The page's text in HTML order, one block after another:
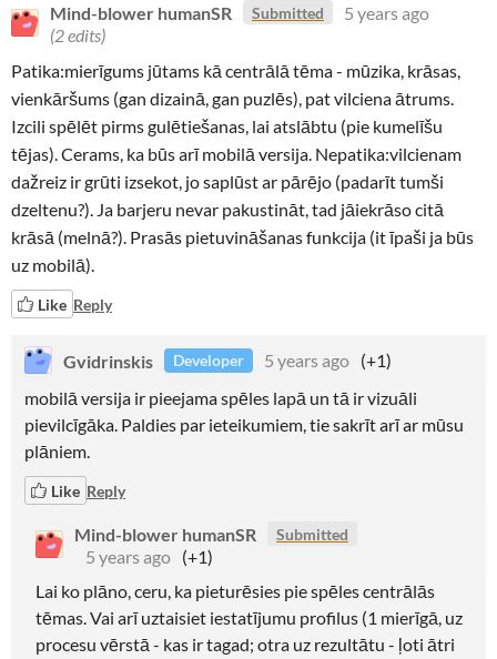
Mind-blower humanSR Submitted
5 years ago
(2 edits)
Patika:mierīgums jūtams kā centrālā tēma - mūzika, krāsas,
vienkāršums (gan dizainā, gan puzlēs), pat vilciena ātrums.
Izcili spēlēt pirms gulētiešanas, lai atslābtu (pie kumelīšu
tējas). Cerams, ka būs arī mobilā versija. Nepatika:vilcienam
dažreiz ir grūti izsekot, jo saplūst ar pārējo (padarīt tumši
dzeltenu?). Ja barjeru nevar pakustināt, tad jāiekrāso citā
krāsā (melnā?). Prasās pietuvināšanas funkcija (it īpaši ja būs
uz mobilā).
Like Reply
Gvidrinskis Developer 5 years ago (+1)
mobilā versija ir pieejama spēles lapā un tā ir vizuāli
pievilcīgāka. Paldies par ieteikumiem, tie sakrīt arī ar mūsu
plāniem.
Like Reply
Mind-blower humanSR Submitted
5 years ago (+1)
Lai ko plāno, ceru, ka pieturēsies pie spēles centrālās
tēmas. Vai arī uztaisiet iestatījumu profilus (1 mierīgā, uz
procesu vērstā - kas ir tagad; otra uz rezultātu - ļoti ātri